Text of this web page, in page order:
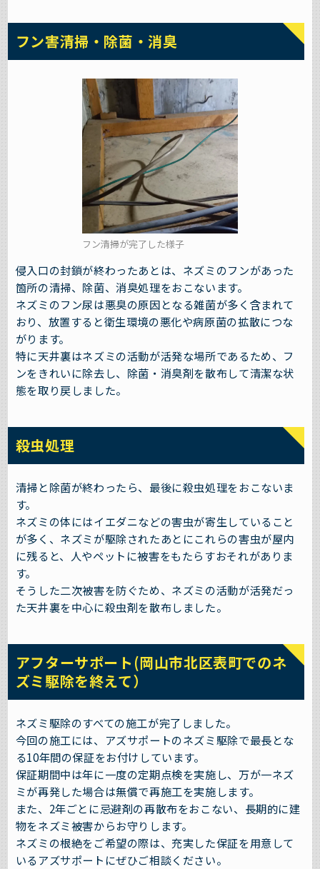
フン害清掃・除菌・消臭
フン清掃が完了した様子
侵入口の封鎖が終わったあとは、ネズミのフンがあった
箇所の清掃、除菌、消臭処理をおこないます。
ネズミのフン尿は悪臭の原因となる雑菌が多く含まれて
おり、放置すると衛生環境の悪化や病原菌の拡散につな
がります。
特に天井裏はネズミの活動が活発な場所であるため、フ
ンをきれいに除去し、除菌・消臭剤を散布して清潔な状
態を取り戻しました。
殺虫処理
清掃と除菌が終わったら、最後に殺虫処理をおこないま
す。
ネズミの体にはイエダニなどの害虫が寄生していること
が多く、ネズミが駆除されたあとにこれらの害虫が屋内
に残ると、人やペットに被害をもたらすおそれがありま
す。
そうした二次被害を防ぐため、ネズミの活動が活発だっ
た天井裏を中心に殺虫剤を散布しました。
アフターサポート(岡山市北区表町でのネ
ズミ駆除を終えて）
ネズミ駆除のすべての施工が完了しました。
今回の施工には、アズサポートのネズミ駆除で最長とな
る10年間の保証をお付けしています。
保証期間中は年に一度の定期点検を実施し、万が一ネズ
ミが再発した場合は無償で再施工を実施します。
また、2年ごとに忌避剤の再散布をおこない、長期的に建
物をネズミ被害からお守りします。
ネズミの根絶をご希望の際は、充実した保証を用意して
いるアズサポートにぜひご相談ください。